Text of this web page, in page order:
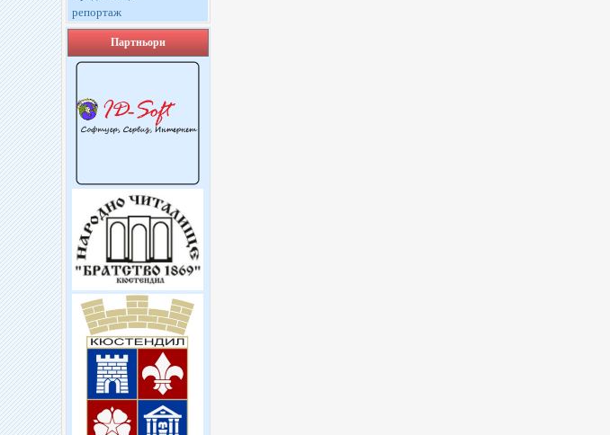
репортаж
Партньори